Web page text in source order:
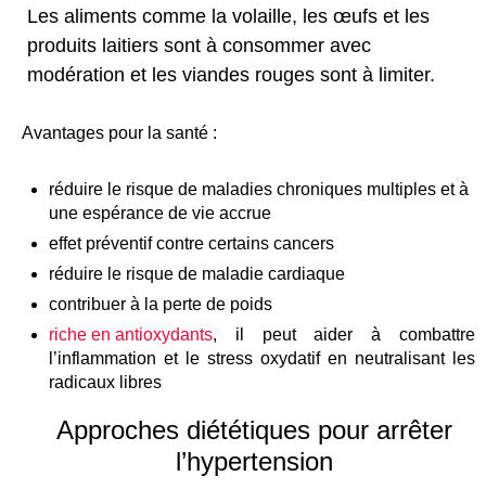
Les aliments comme la volaille, les œufs et les
produits laitiers sont à consommer avec
modération et les viandes rouges sont à limiter.
Avantages pour la santé :
réduire le risque de maladies chroniques multiples et à
une espérance de vie accrue
effet préventif contre certains cancers
réduire le risque de maladie cardiaque
contribuer à la perte de poids
riche en antioxydants, il peut aider à combattre
l’inflammation et le stress oxydatif en neutralisant les
radicaux libres
Approches diététiques pour arrêter
l’hypertension